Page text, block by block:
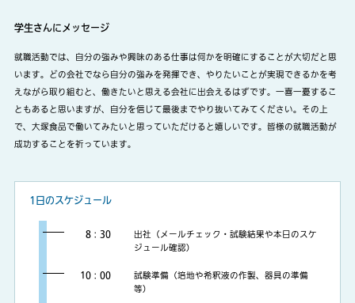
学生さんにメッセージ
就職活動では、自分の強みや興味のある仕事は何かを明確にすることが大切だと思
います。どの会社でなら自分の強みを発揮でき、やりたいことが実現できるかを考
えながら取り組むと、働きたいと思える会社に出会えるはずです。一喜一憂するこ
ともあると思いますが、自分を信じて最後までやり抜いてみてください。その上
で、大塚食品で働いてみたいと思っていただけると嬉しいです。皆様の就職活動が
成功することを祈っています。
1日のスケジュール
8：30
出社（メールチェック・試験結果や本日のスケ
ジュール確認）
10：00
試験準備（培地や希釈液の作製、器具の準備
等）